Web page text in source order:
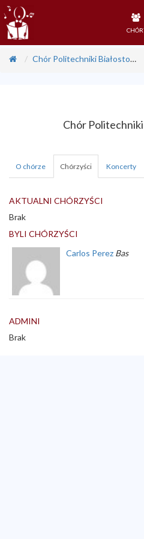
Chór Politechniki Białostockiej
Chór
O chórze Chórzyści Koncerty
AKTUALNI CHÓRZYŚCI
Brak
BYLI CHÓRZYŚCI
Carlos Perez Bas
ADMINI
Brak